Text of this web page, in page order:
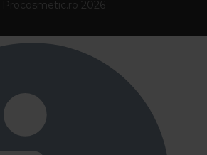
2026